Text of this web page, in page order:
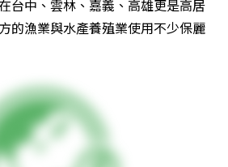
台中、雲林、嘉義、高雄更是高居
的漁業與水產養殖業使用不少保麗